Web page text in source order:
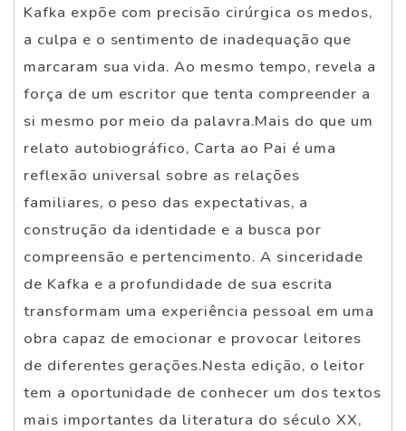
Kafka expõe com precisão cirúrgica os medos,
a culpa e o sentimento de inadequação que
marcaram sua vida. Ao mesmo tempo, revela a
força de um escritor que tenta compreender a
si mesmo por meio da palavra.Mais do que um
relato autobiográfico, Carta ao Pai é uma
reflexão universal sobre as relações
familiares, o peso das expectativas, a
construção da identidade e a busca por
compreensão e pertencimento. A sinceridade
de Kafka e a profundidade de sua escrita
transformam uma experiência pessoal em uma
obra capaz de emocionar e provocar leitores
de diferentes gerações.Nesta edição, o leitor
tem a oportunidade de conhecer um dos textos
mais importantes da literatura do século XX,